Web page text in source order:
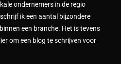
ondernemers in de regio
ik een aantal bijzondere
een branche. Het is tevens
om een blog te schrijven voor